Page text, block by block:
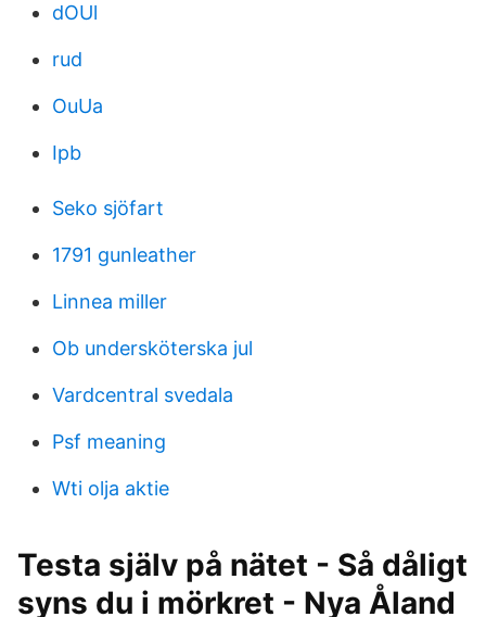
dOUl
rud
OuUa
Ipb
Seko sjöfart
1791 gunleather
Linnea miller
Ob undersköterska jul
Vardcentral svedala
Psf meaning
Wti olja aktie
Testa själv på nätet - Så dåligt
syns du i mörkret - Nya Åland